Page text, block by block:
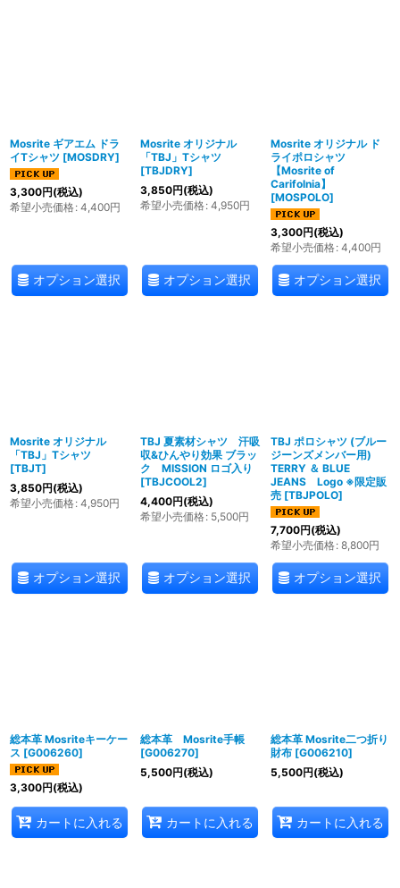
Mosrite ギアエム ドラ
イTシャツ [MOSDRY]
3,300円(税込)
希望小売価格: 4,400円
オプション選択
Mosrite オリジナル
「TBJ」Tシャツ
[TBJDRY]
3,850円(税込)
希望小売価格: 4,950円
オプション選択
Mosrite オリジナル ド
ライポロシャツ
【Mosrite of
Carifolnia】
[MOSPOLO]
3,300円(税込)
希望小売価格: 4,400円
オプション選択
Mosrite オリジナル
「TBJ」Tシャツ
[TBJT]
3,850円(税込)
希望小売価格: 4,950円
オプション選択
TBJ 夏素材シャツ 汗吸
収&ひんやり効果 ブラッ
ク MISSION ロゴ入り
[TBJCOOL2]
4,400円(税込)
希望小売価格: 5,500円
オプション選択
TBJ ポロシャツ (ブルー
ジーンズメンバー用)
TERRY ＆ BLUE
JEANS Logo ※限定販
売 [TBJPOLO]
7,700円(税込)
希望小売価格: 8,800円
オプション選択
総本革 Mosriteキーケー
ス [G006260]
3,300円(税込)
カートに入れる
総本革 Mosrite手帳
[G006270]
5,500円(税込)
カートに入れる
総本革 Mosrite二つ折り
財布 [G006210]
5,500円(税込)
カートに入れる